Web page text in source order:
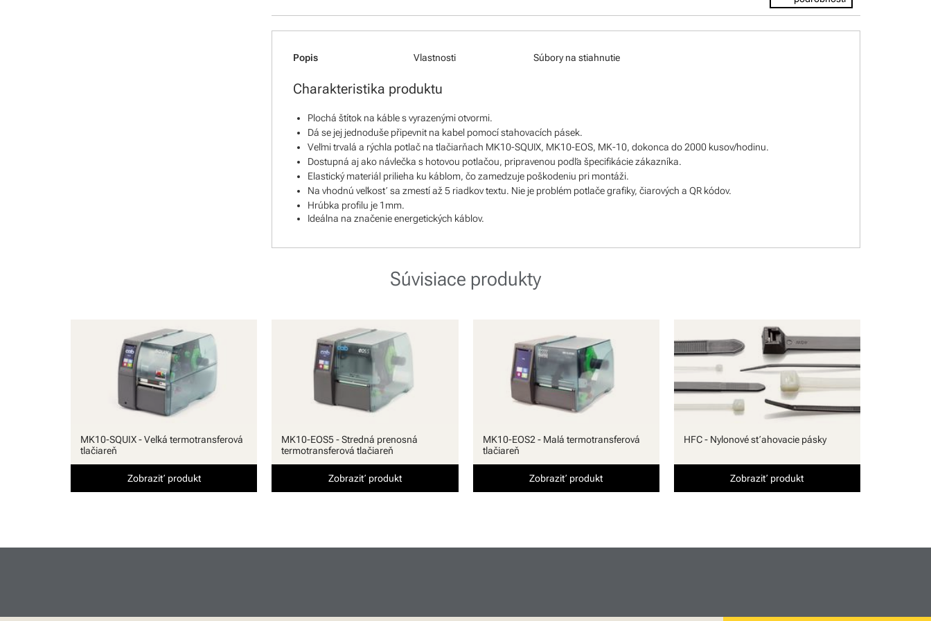
Popis Vlastnosti Súbory na stiahnutie
Charakteristika produktu
Plochá štítok na káble s vyrazenými otvormi.
Dá se jej jednoduše připevnit na kabel pomocí stahovacích pásek.
Veľmi trvalá a rýchla potlač na tlačiarňach MK10-SQUIX, MK10-EOS, MK-10, dokonca do 2000 kusov/hodinu.
Dostupná aj ako návlečka s hotovou potlačou, pripravenou podľa špecifikácie zákazníka.
Elastický materiál prilieha ku káblom, čo zamedzuje poškodeniu pri montáži.
Na vhodnú veľkosť sa zmestí až 5 riadkov textu. Nie je problém potlače grafiky, čiarových a QR kódov.
Hrúbka profilu je 1mm.
Ideálna na značenie energetických káblov.
Súvisiace produkty
MK10-SQUIX - Veľká termotransferová
tlačiareň
Zobraziť produkt
MK10-EOS5 - Stredná prenosná
termotransferová tlačiareň
Zobraziť produkt
MK10-EOS2 - Malá termotransferová
tlačiareň
Zobraziť produkt
HFC - Nylonové sťahovacie pásky
Zobraziť produkt